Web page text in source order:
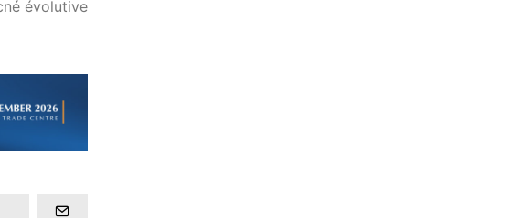
évolutive